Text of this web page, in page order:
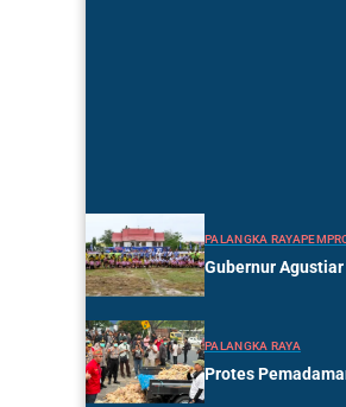
PALANGKA RAYA
Gubernur Agustiar
PALANGKA RAYA
Protes